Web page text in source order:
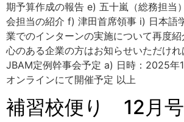
期予算作成の報告 e) 五十嵐（総務担当
会担当の紹介 f) 津田首席領事 i) 日本語
業でのインターンの実施について再度
心のある企業の方はお知らせいただけ
JBAM定例幹事会予定 a) 日時：2025年
オンラインにて開催予定 以上
補習校便り 12月号